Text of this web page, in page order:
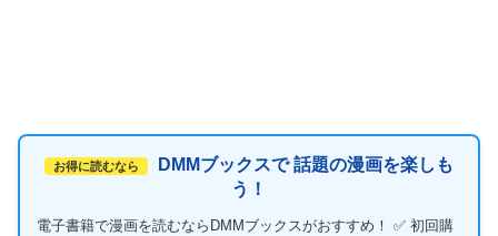
お得に読むなら
DMMブックスで 話題の漫画を楽しも
う！
電子書籍で漫画を読むならDMMブックスがおすすめ！ ✅ 初回購